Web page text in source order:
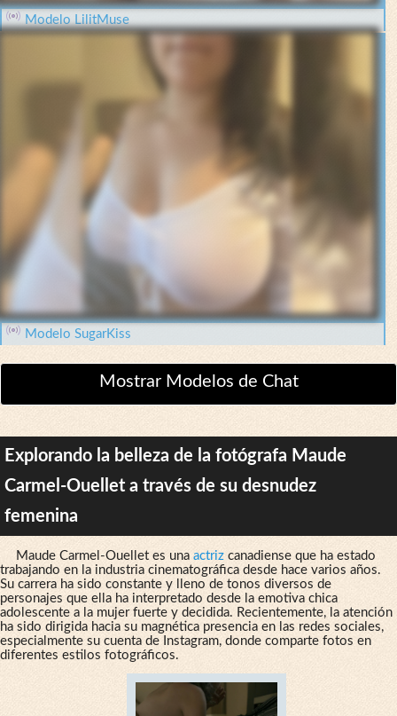
Modelo LilitMuse
Modelo SugarKiss
Mostrar Modelos de Chat
Explorando la belleza de la fotógrafa Maude
Carmel-Ouellet a través de su desnudez
femenina
Maude Carmel-Ouellet es una actrizcanadiense que ha estado
trabajando en la industria cinematográfica desde hace varios años.
Su carrera ha sido constante y lleno de tonos diversos de
personajes que ella ha interpretado desde la emotiva chica
adolescente a la mujer fuerte y decidida. Recientemente, la atención
ha sido dirigida hacia su magnética presencia en las redes sociales,
especialmente su cuenta de Instagram, donde comparte fotos en
diferentes estilos fotográficos.